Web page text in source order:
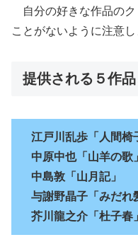
自分の好きな作品のク
ことがないように注意し
提供される５作
江戸川乱歩「人間椅
中原中也「山羊の歌」
中島敦「山月記」
与謝野晶子「みだれ
芥川龍之介「杜子春」